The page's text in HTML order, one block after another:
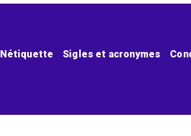
Nétiquette Sigles et acronymes